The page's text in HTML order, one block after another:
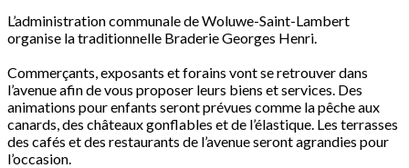
L’administration communale de Woluwe-Saint-Lambert
organise la traditionnelle Braderie Georges Henri.
Commerçants, exposants et forains vont se retrouver dans
l’avenue afin de vous proposer leurs biens et services. Des
animations pour enfants seront prévues comme la pêche aux
canards, des châteaux gonflables et de l’élastique. Les terrasses
des cafés et des restaurants de l’avenue seront agrandies pour
l’occasion.